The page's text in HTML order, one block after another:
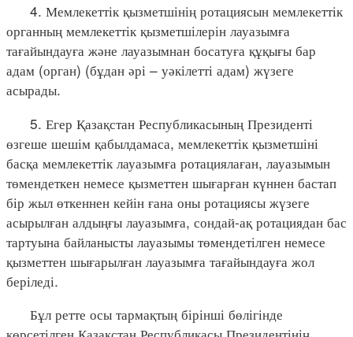
4. Мемлекеттік қызметшінің ротациясын мемлекеттік
органның мемлекеттік қызметшілерін лауазымға
тағайындауға және лауазымнан босатуға құқығы бар
адам (орган) (бұдан әрі – уәкілетті адам) жүзеге
асырады.
5. Егер Қазақстан Республикасының Президенті
өзгеше шешім қабылдамаса, мемлекеттік қызметшіні
басқа мемлекеттік лауазымға ротациялаған, лауазымын
төмендеткен немесе қызметтен шығарған күннен бастап
бір жыл өткеннен кейін ғана оны ротациясы жүзеге
асырылған алдыңғы лауазымға, сондай-ақ ротациядан бас
тартуына байланысты лауазымы төмендетілген немесе
қызметтен шығарылған лауазымға тағайындауға жол
беріледі.
Бұл ретте осы тармақтың бірінші бөлігінде